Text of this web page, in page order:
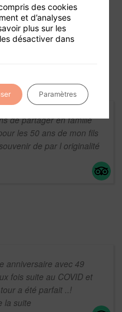
de vente
de partager en famille
les 50 ans de mon fils
de par l originalité
anniversaire avec 49
fois suite au COVID et
a été parfait ..!
la suite
des cookies
et d’analyses
plus sur les
désactiver dans
Paramètres